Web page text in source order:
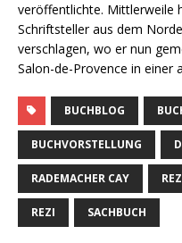
veröffentlichte. Mittlerweile
Schriftsteller aus dem
verschlagen, wo er nun
Salon-de-Provence in einer
BUCHBLOG
BUCHVORSTELLUNG
RADEMACHER CAY
REZI SACHBUCH